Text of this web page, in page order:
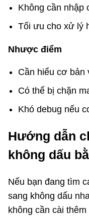
Không cần nhập
Tối ưu cho xử lý
Nhược điểm
Cần hiểu cơ bản
Có thể bị chặn
Khó debug nếu
Hướng dẫn
không dấu
Nếu bạn đang tìm
sang không dấu
không cần cài